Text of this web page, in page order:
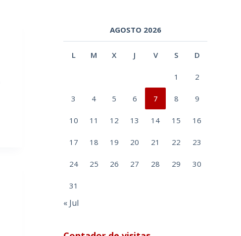
AGOSTO 2026
L M X J V S D
1 2
3 4 5 6 7 8 9
10 11 12 13 14 15 16
17 18 19 20 21 22 23
24 25 26 27 28 29 30
31
« Jul